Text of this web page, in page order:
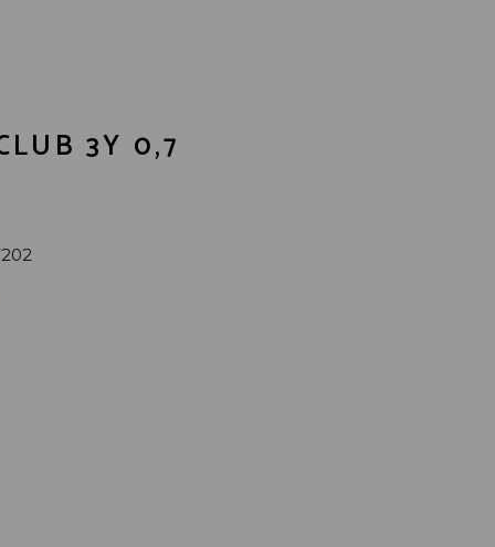
3Y 0,7